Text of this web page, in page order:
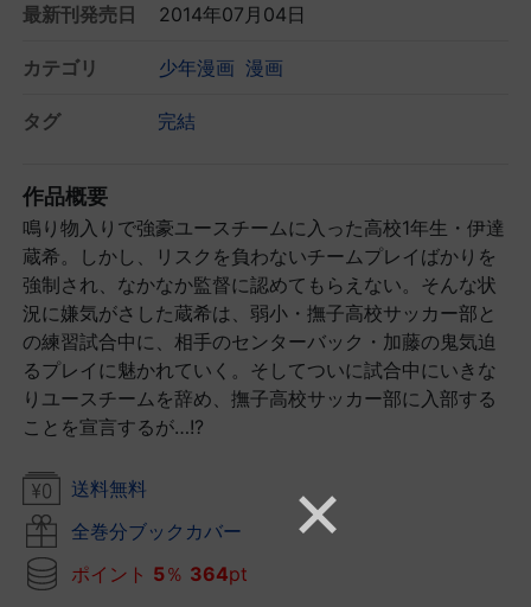
最新刊発売日 2014年07月04日
カテゴリ 少年漫画 漫画
タグ 完結
作品概要
鳴り物入りで強豪ユースチームに入った高校1年生・伊達
蔵希。しかし、リスクを負わないチームプレイばかりを
強制され、なかなか監督に認めてもらえない。そんな状
況に嫌気がさした蔵希は、弱小・撫子高校サッカー部と
の練習試合中に、相手のセンターバック・加藤の鬼気迫
るプレイに魅かれていく。そしてついに試合中にいきな
りユースチームを辞め、撫子高校サッカー部に入部する
ことを宣言するが…!?
送料無料
全巻分ブックカバー
ポイント 5％ 364pt